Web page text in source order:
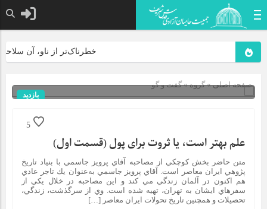
خطرناک‌تر از ناو، آن سلاحی
صفحه اصلی» گروه »گفت و گو
بازدید
5
علم بهتر است، يا ثروت برای پول (قسمت اول)
متن حاضر بخش كوچكي از مصاحبه آقاي پرويز جاسمي با بنياد تاريخ
پژوهي ايران معاصر است. آقاي پرويز جاسمي به‌عنوان يك تاجر عادي
هم اكنون در آلمان زندگي مي ‌كند و اين مصاحبه در خلال يكي از
سفرهاي ايشان به تهران، تهيه شده است. وي از سرگذشت، زندگي،
تحصيلات و همچنين تاريخ تحولات ايران معاصر […]